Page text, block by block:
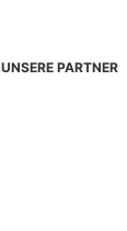
UNSERE PARTNER